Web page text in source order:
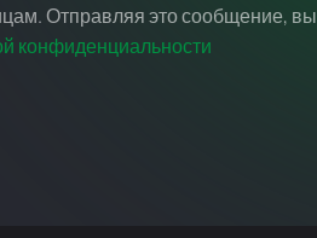
Отправляя это сообщение, вы
конфиденциальности